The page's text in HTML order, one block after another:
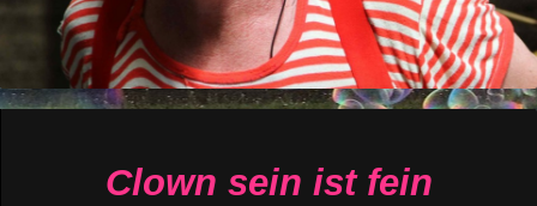
Clown sein ist fein